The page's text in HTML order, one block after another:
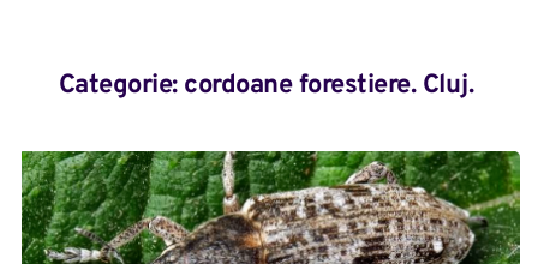
Categorie: cordoane forestiere. Cluj.